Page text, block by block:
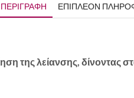
ΠΕΡΙΓΡΑΦΉ ΕΠΙΠΛΈΟΝ
της λείανσης, δίνοντας